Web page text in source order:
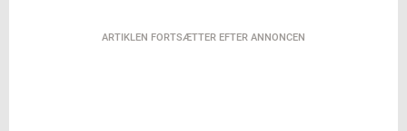
ARTIKLEN FORTSÆTTER EFTER ANNONCEN